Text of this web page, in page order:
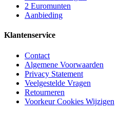
2 Euromunten
Aanbieding
Klantenservice
Contact
Algemene Voorwaarden
Privacy Statement
Veelgestelde Vragen
Retourneren
Voorkeur Cookies Wijzigen